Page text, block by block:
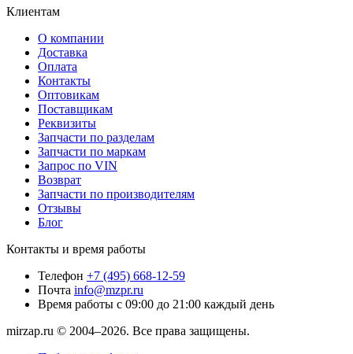
Клиентам
О компании
Доставка
Оплата
Контакты
Оптовикам
Поставщикам
Реквизиты
Запчасти по разделам
Запчасти по маркам
Запрос по VIN
Возврат
Запчасти по производителям
Отзывы
Блог
Контакты и время работы
Телефон +7 (495) 668-12-59
Почта info@mzpr.ru
Время работы с 09:00 до 21:00 каждый день
mirzap.ru © 2004–2026. Все права защищены.